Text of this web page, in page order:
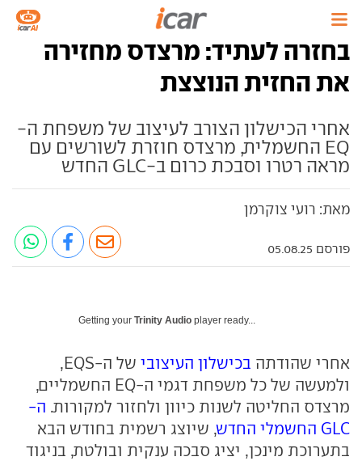
בחזרה לעתיד: מרצדס מחזירה
את החזית הנוצצת
אחרי הכישלון הצורב לעיצוב של משפחת ה-
EQ החשמלית, מרצדס חוזרת לשורשים עם
מראה רטרו וסבכת כרום ב-GLC החדש
מאת: רועי צוקרמן
פורסם 05.08.25
Getting your Trinity Audio player ready...
אחרי שהודתה בכישלון העיצובי
של ה-EQS,
ולמעשה של כל משפחת דגמי ה-EQ החשמליים,
מרצדס החליטה לשנות כיוון ולחזור למקורות. ה-
GLC החשמלי החדש
, שיוצג רשמית בחודש הבא
בתערוכת מינכן, יציג סבכה ענקית ובולטת, בניגוד